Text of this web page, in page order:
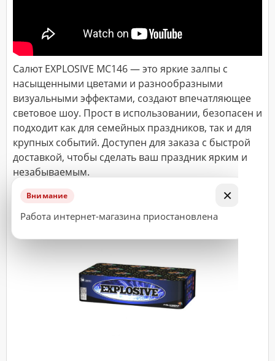
×
Внимание
Работа интернет-магазина приостановлена
Салют EXPLOSIVE MC146 — это яркие залпы с
насыщенными цветами и разнообразными
визуальными эффектами, создают впечатляющее
световое шоу. Прост в использовании, безопасен и
подходит как для семейных праздников, так и для
крупных событий. Доступен для заказа с быстрой
доставкой, чтобы сделать ваш праздник ярким и
незабываемым.
ДОСТАВКА
Адрес
(город,
улица,
дом,
квартира),
время
доставки*
ВАЖНО!
считается
принятым
исполнению
подтверждающего